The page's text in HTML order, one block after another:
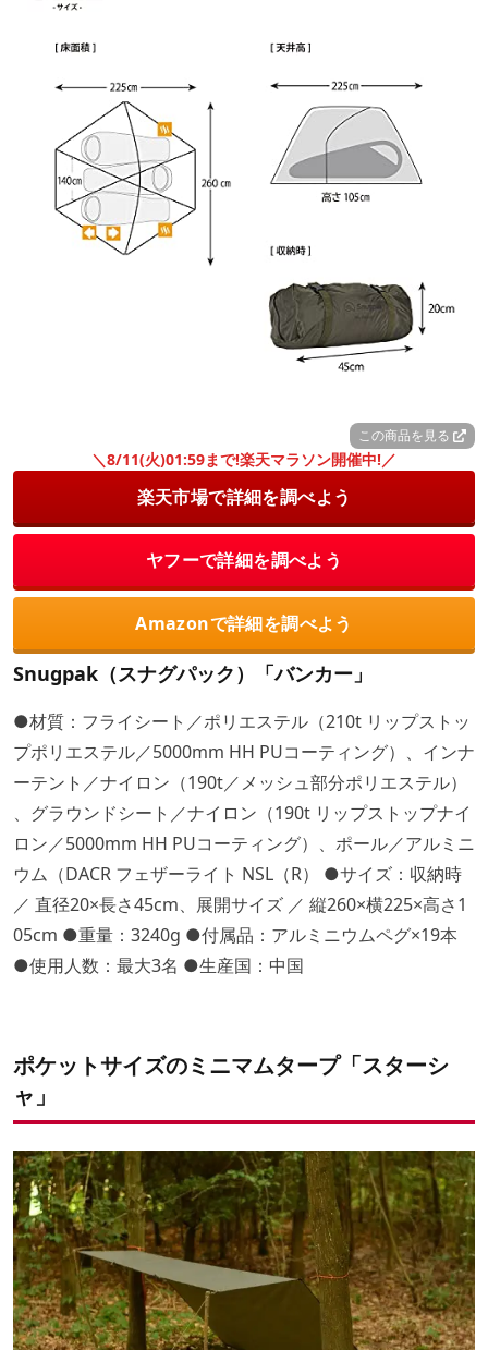
この商品を見る
＼8/11(火)01:59まで!楽天マラソン開催中!／
楽天市場で詳細を調べよう
ヤフーで詳細を調べよう
Amazonで詳細を調べよう
Snugpak（スナグパック）「バンカー」
●材質：フライシート／ポリエステル（210t リップストッ
プポリエステル／5000mm HH PUコーティング）、インナ
ーテント／ナイロン（190t／メッシュ部分ポリエステル）
、グラウンドシート／ナイロン（190t リップストップナイ
ロン／5000mm HH PUコーティング）、ポール／アルミニ
ウム（DACR フェザーライト NSL（R） ●サイズ：収納時
／ 直径20×長さ45cm、展開サイズ ／ 縦260×横225×高さ1
05cm ●重量：3240g ●付属品：アルミニウムペグ×19本
●使用人数：最大3名 ●生産国：中国
ポケットサイズのミニマムタープ「スターシ
ャ」